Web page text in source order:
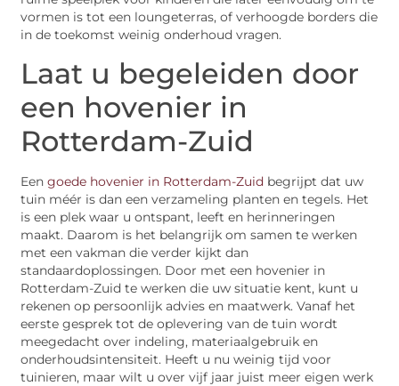
vormen is tot een loungeterras, of verhoogde borders die
in de toekomst weinig onderhoud vragen.
Laat u begeleiden door
een hovenier in
Rotterdam-Zuid
Eengoede hovenier in Rotterdam-Zuid begrijpt dat uw
tuin méér is dan een verzameling planten en tegels. Het
is een plek waar u ontspant, leeft en herinneringen
maakt. Daarom is het belangrijk om samen te werken
met een vakman die verder kijkt dan
standaardoplossingen. Door met een hovenier in
Rotterdam-Zuid te werken die uw situatie kent, kunt u
rekenen op persoonlijk advies en maatwerk. Vanaf het
eerste gesprek tot de oplevering van de tuin wordt
meegedacht over indeling, materiaalgebruik en
onderhoudsintensiteit. Heeft u nu weinig tijd voor
tuinieren, maar wilt u over vijf jaar juist meer eigen werk